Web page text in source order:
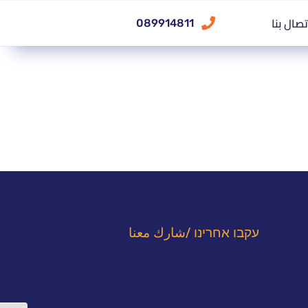
بنا 089914811
עקבו אחרינו /شارك معنا